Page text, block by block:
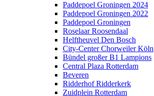
Paddepoel Groningen 2024
Paddepoel Groningen 2022
Paddepoel Groningen
Roselaar Roosendaal
Helftheuvel Den Bosch
City-Center Chorweiler Köln
Bündel großer B1 Lampions
Central Plaza Rotterdam
Beveren
Ridderhof Ridderkerk
Zuidplein Rotterdam